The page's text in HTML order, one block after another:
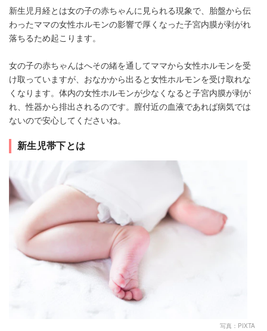
新生児月経とは女の子の赤ちゃんに見られる現象で、胎盤から伝
わったママの女性ホルモンの影響で厚くなった子宮内膜が剥がれ
落ちるため起こります。
女の子の赤ちゃんはへその緒を通してママから女性ホルモンを受
け取っていますが、おなかから出ると女性ホルモンを受け取れな
くなります。体内の女性ホルモンが少なくなると子宮内膜が剥が
れ、性器から排出されるのです。膣付近の血液であれば病気では
ないので安心してくださいね。
新生児帯下とは
写真：PIXTA